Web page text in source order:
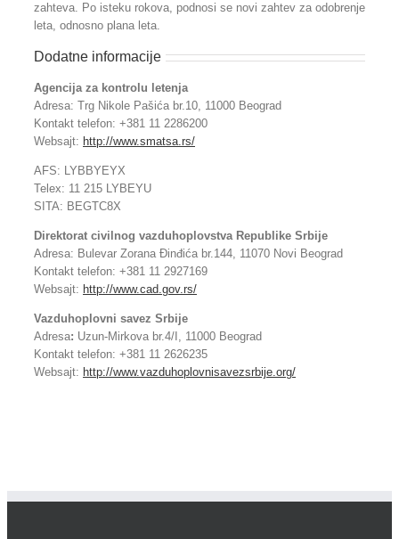
zahteva. Po isteku rokova, podnosi se novi zahtev za odobrenje
leta, odnosno plana leta.
Dodatne informacije
Agencija za kontrolu letenja
Adresa: Trg Nikole Pašića br.10, 11000 Beograd
Kontakt telefon: +381 11 2286200
Websajt: http://www.smatsa.rs/
AFS: LYBBYEYX
Telex: 11 215 LYBEYU
SITA: BEGTC8X
Direktorat civilnog vazduhoplovstva Republike Srbije
Adresa: Bulevar Zorana Đinđića br.144, 11070 Novi Beograd
Kontakt telefon: +381 11 2927169
Websajt: http://www.cad.gov.rs/
Vazduhoplovni savez Srbije
Adresa: Uzun-Mirkova br.4/I, 11000 Beograd
Kontakt telefon: +381 11 2626235
Websajt: http://www.vazduhoplovnisavezsrbije.org/